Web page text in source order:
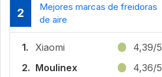
2
Mejores marcas de freidoras
de aire
1. Xiaomi
4,39/5
2. Moulinex
4,36/5